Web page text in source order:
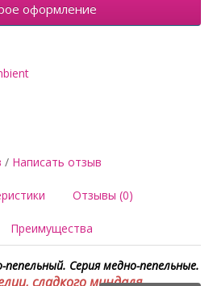
оформление
/ Написать отзыв
Отзывы (0)
Преимущества
Серия медно-пепельные.
сладкого миндаля.